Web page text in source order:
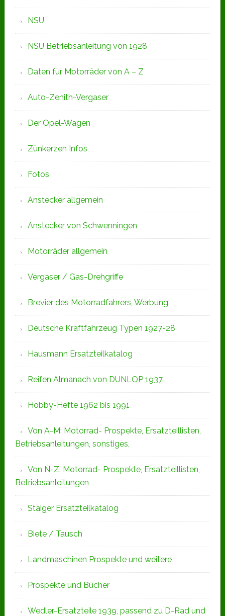
NSU
NSU Betriebsanleitung von 1928
Daten für Motorräder von A – Z
Auto-Zenith-Vergaser
Der Opel-Wagen
Zünkerzen Infos
Fotos
Anstecker allgemein
Anstecker von Schwenningen
Motorräder allgemein
Vergaser / Gas-Drehgriffe
Brevier des Motorradfahrers, Werbung
Deutsche Kraftfahrzeug Typen 1927-28
Hausmann Ersatzteilkatalog
Reifen Almanach von DUNLOP 1937
Hobby-Hefte 1962 bis 1991
Von A-M: Motorrad- Prospekte, Ersatzteillisten,
Betriebsanleitungen, sonstiges,
Von N-Z: Motorrad- Prospekte, Ersatzteillisten,
Betriebsanleitungen
Staiger Ersatzteilkatalog
Biete / Tausch
Landmaschinen Prospekte und weitere
Prospekte und Bücher
Wedler-Ersatzteile 1939, passend zu D-Rad und